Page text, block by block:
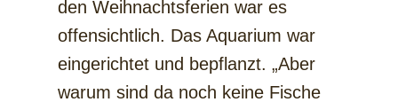
den Weihnachtsferien war es
offensichtlich. Das Aquarium war
eingerichtet und bepflanzt. „Aber
warum sind da noch keine Fische